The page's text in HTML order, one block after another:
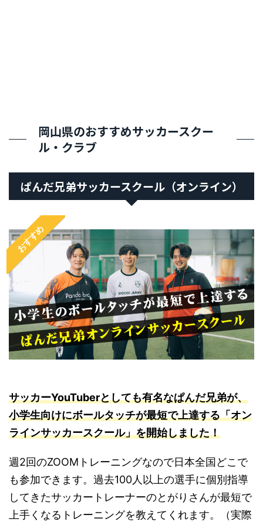
岡山県のおすすめサッカースクー
ル・クラブ
ぱんだ兄弟サッカースクール（オンライン）
おすすめ
サッカーYouTuberとしても有名なぱんだ兄弟が、
小学生向けにボールタッチが最短で上達する「オン
ラインサッカースクール」を開始しました！
週2回のZOOMトレーニングなので日本全国どこで
も参加できます。過去100人以上の選手に個別指導
してきたサッカートレーナーのとがりさんが最短で
上手くなるトレーニングを教えてくれます。（実際